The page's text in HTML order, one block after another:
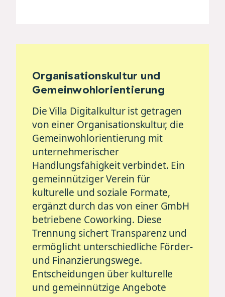
Organisationskultur und
Gemeinwohlorientierung
Die Villa Digitalkultur ist getragen
von einer Organisationskultur, die
Gemeinwohlorientierung mit
unternehmerischer
Handlungsfähigkeit verbindet. Ein
gemeinnütziger Verein für
kulturelle und soziale Formate,
ergänzt durch das von einer GmbH
betriebene Coworking. Diese
Trennung sichert Transparenz und
ermöglicht unterschiedliche Förder-
und Finanzierungswege.
Entscheidungen über kulturelle
und gemeinnützige Angebote